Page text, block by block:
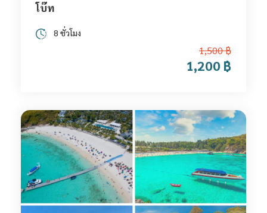
โบ๊ท
1,500 ฿
1,200 ฿
8 ชั่วโมง